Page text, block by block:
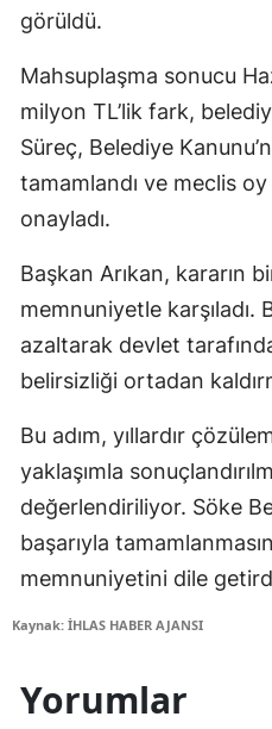
görüldü.
Mahsuplaşma sonucu
milyon TL’lik fark,
Süreç, Belediye
tamamlandı ve meclis
onayladı.
Başkan Arıkan, kararın
memnuniyetle karşıladı.
azaltarak devlet
belirsizliği ortadan
Bu adım, yıllardır
yaklaşımla
değerlendiriliyor. Söke
başarıyla
memnuniyetini dile
Kaynak: İHLAS HABER AJANSI
Yorumlar